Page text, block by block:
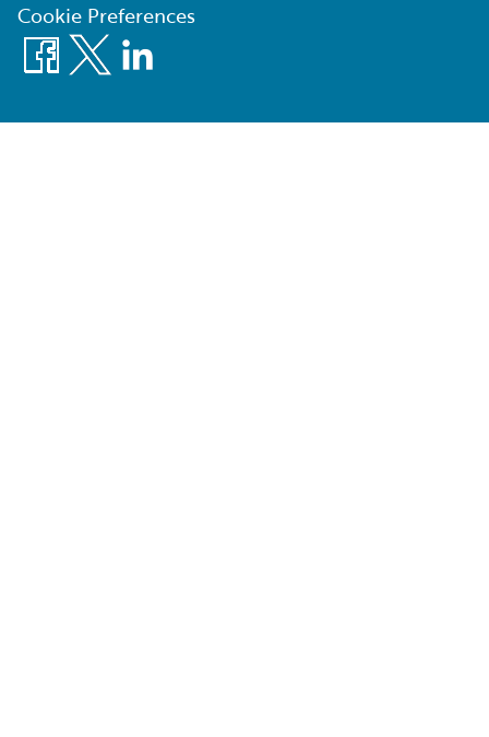
Cookie Preferences
Facebook
X LinkedIn